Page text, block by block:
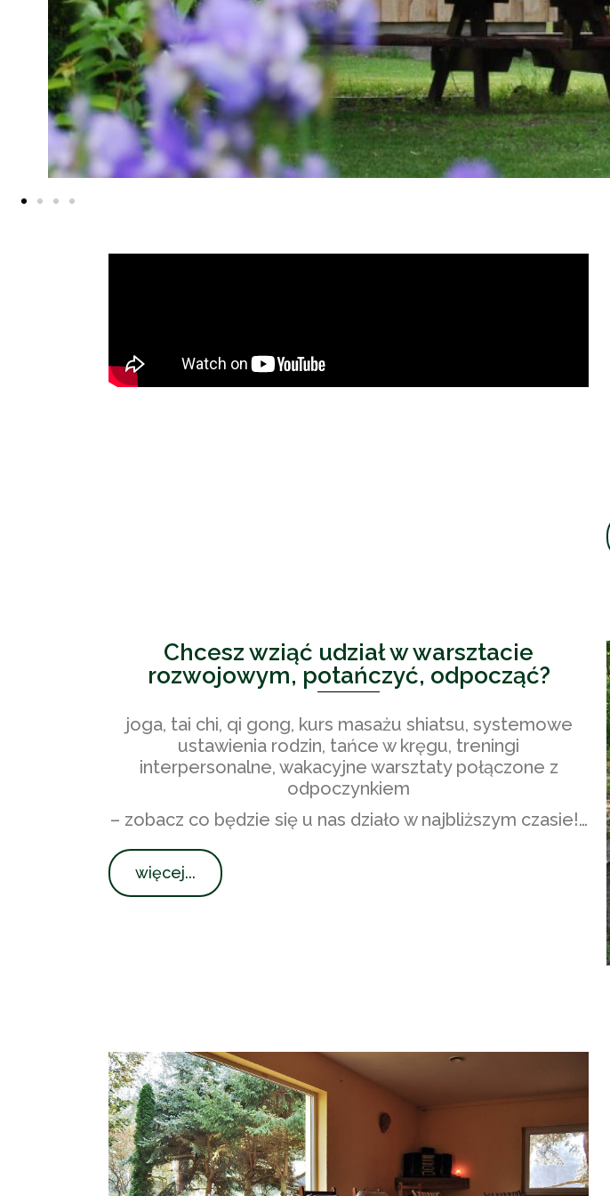
Chcesz wziąć udział w warsztacie
rozwojowym, potańczyć, odpocząć?
joga, tai chi, qi gong, kurs masażu shiatsu, systemowe
ustawienia rodzin, tańce w kręgu, treningi
interpersonalne, wakacyjne warsztaty połączone z
odpoczynkiem
– zobacz co będzie się u nas działo w najbliższym czasie!…
więcej...